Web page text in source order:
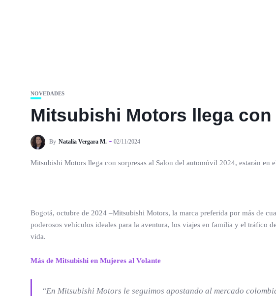
NOVEDADES
Mitsubishi Motors llega
By Natalia Vergara M. 02/11/2024
Mitsubishi Motors llega con sorpresas al Salon del automóvil 2024, estarán en
Bogotá, octubre de 2024 –Mitsubishi Motors, la marca preferida por más de
poderosos vehículos ideales para la aventura, los viajes en familia y el tráfico
vida.
Más de Mitsubishi en Mujeres al Volante
“En Mitsubishi Motors le seguimos apostando al mercado